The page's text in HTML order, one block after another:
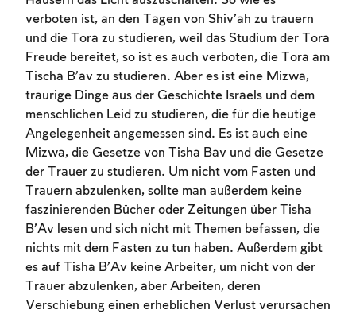
verboten ist, an den Tagen von Shiv’ah zu trauern
und die Tora zu studieren, weil das Studium der Tora
Freude bereitet, so ist es auch verboten, die Tora am
Tischa B’av zu studieren. Aber es ist eine Mizwa,
traurige Dinge aus der Geschichte Israels und dem
menschlichen Leid zu studieren, die für die heutige
Angelegenheit angemessen sind. Es ist auch eine
Mizwa, die Gesetze von Tisha Bav und die Gesetze
der Trauer zu studieren. Um nicht vom Fasten und
Trauern abzulenken, sollte man außerdem keine
faszinierenden Bücher oder Zeitungen über Tisha
B’Av lesen und sich nicht mit Themen befassen, die
nichts mit dem Fasten zu tun haben. Außerdem gibt
es auf Tisha B’Av keine Arbeiter, um nicht von der
Trauer abzulenken, aber Arbeiten, deren
Verschiebung einen erheblichen Verlust verursachen